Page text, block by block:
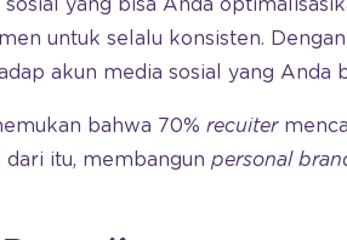
sosial yang bisa Anda
untuk selalu konsisten.
akun media sosial yang Anda
bahwa 70% recuiter
dari itu, membangun personal